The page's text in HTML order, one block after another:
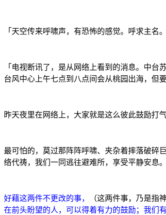
「天空传来呼啸声，有恐怖的感觉。呼求主名
「电视断讯了，是从网络上看到的消息。中
台风中心上午七点到八点间会从桃园出海，但
昨天夜里在网络上，大家就是这么彼此鼓励打
最可怕的，莫过那阵阵呼啸、夹杂着摔落破碎
络代祷，我们一同逃往避难所，享受平静安息。
好藉这两件不更改的事， （这两件事，乃是指
在前头盼望的人，可以得着有力的鼓励；我们